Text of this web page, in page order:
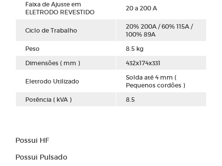
Faixa de Ajuste em
ELETRODO REVESTIDO
20 a 200 A
Ciclo de Trabalho
20% 200A / 60% 115A /
100% 89A
Peso
8.5 kg
Dimensões ( mm )
432x174x331
Eletrodo Utilizado
Solda até 4 mm (
Pequenos cordões )
Potência ( kVA )
8.5
Possui HF
Possui Pulsado